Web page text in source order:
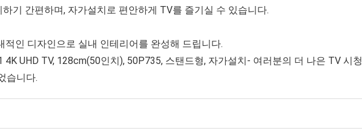
기 간편하며, 자가설치로 편안하게 TV를 즐기실 수 있습니다.
적인 디자인으로 실내 인테리어를 완성해 드립니다.
4K UHD TV, 128cm(50인치), 50P735, 스탠드형, 자가설치- 여러분의 더 나은 TV 시청
습니다.